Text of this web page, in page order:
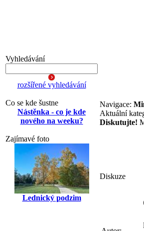
Vyhledávání
rozšířené vyhledávání
Co se kde šustne
Nástěnka - co je kde
nového na weeku?
Zajímavé foto
Lednický podzim
Navigace:
Aktuální
Diskutujte!
Diskuze